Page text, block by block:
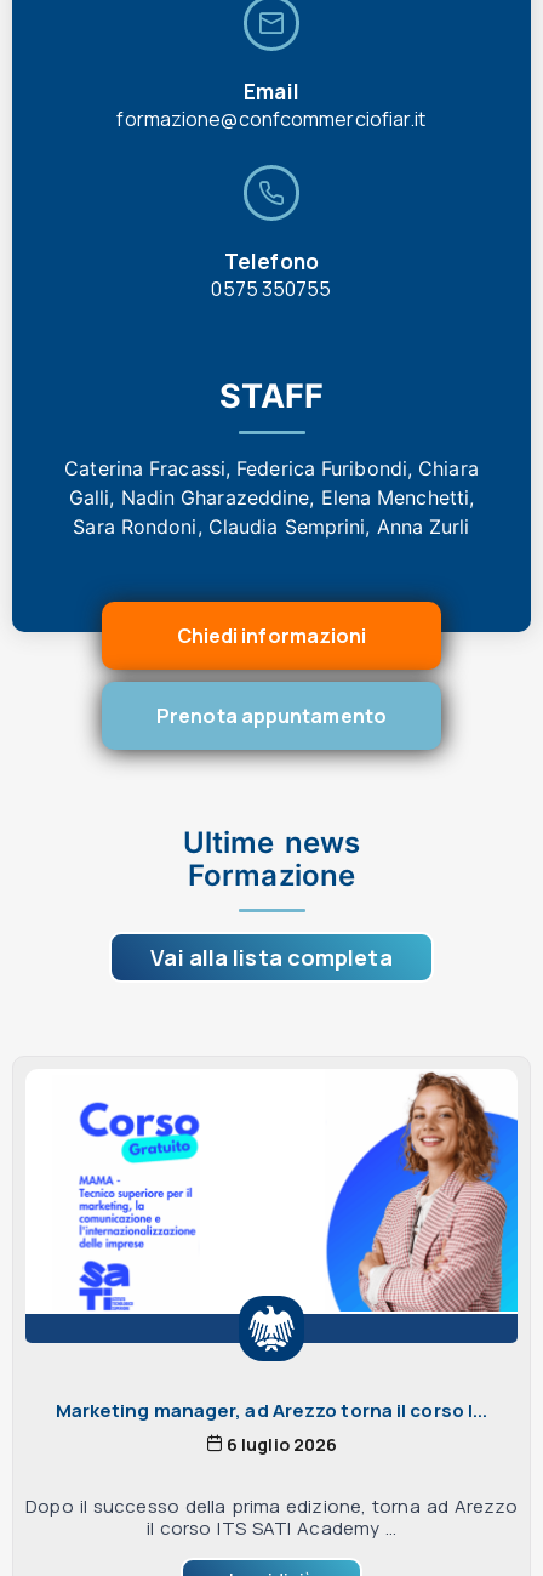
Email
formazione@confcommerciofiar.it
Telefono
0575 350755
STAFF
Caterina Fracassi, Federica Furibondi, Chiara
Galli, Nadin Gharazeddine, Elena Menchetti,
Sara Rondoni, Claudia Semprini, Anna Zurli
Chiedi informazioni
Prenota appuntamento
Ultime news
Formazione
Vai alla lista completa
Marketing manager, ad Arezzo torna il corso I...
6 luglio 2026
Dopo il successo della prima edizione, torna ad Arezzo
il corso ITS SATI Academy ...